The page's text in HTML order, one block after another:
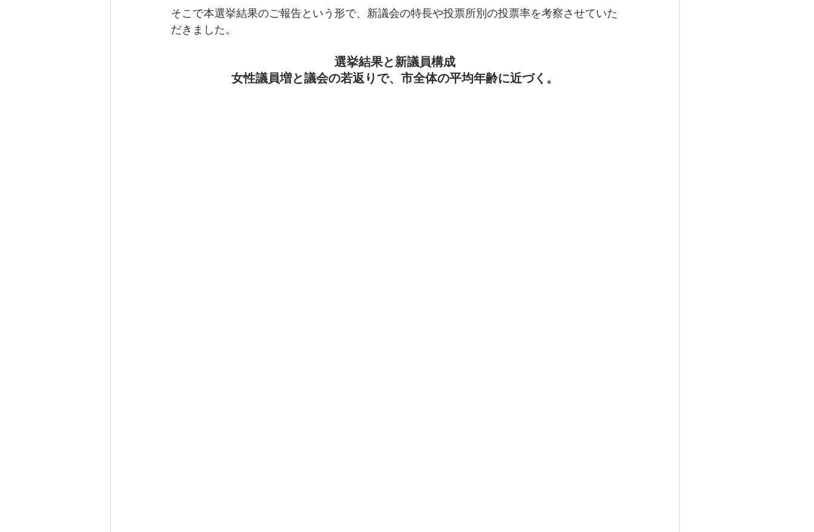
そこで本選挙結果のご報告という形で、新議会の特長や投票所別の投票率を考察させていた
だきました。
選挙結果と新議員構成
女性議員増と議会の若返りで、市全体の平均年齢に近づく。